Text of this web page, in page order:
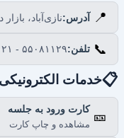
📍 آدرس:نازی‌آباد، بازار
📞 تلفن:۰۲۱ - ۵۵۰۸۱۱۲۹
خدمات الکترونیکی
🎫 کارت ورود به جلسه
مشاهده و چاپ کارت